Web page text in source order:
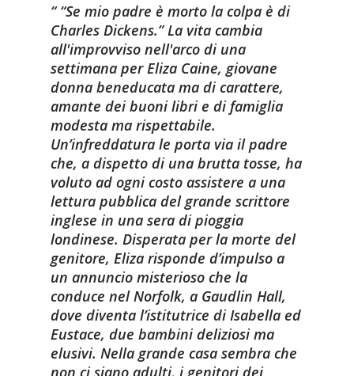
“Se mio padre è morto la colpa è di
Charles Dickens.” La vita cambia
all'improvviso nell'arco di una
settimana per Eliza Caine, giovane
donna beneducata ma di carattere,
amante dei buoni libri e di famiglia
modesta ma rispettabile.
Un’infreddatura le porta via il padre
che, a dispetto di una brutta tosse, ha
voluto ad ogni costo assistere a una
lettura pubblica del grande scrittore
inglese in una sera di pioggia
londinese. Disperata per la morte del
genitore, Eliza risponde d’impulso a
un annuncio misterioso che la
conduce nel Norfolk, a Gaudlin Hall,
dove diventa l’istitutrice di Isabella ed
Eustace, due bambini deliziosi ma
elusivi. Nella grande casa sembra che
non ci siano adulti, i genitori dei